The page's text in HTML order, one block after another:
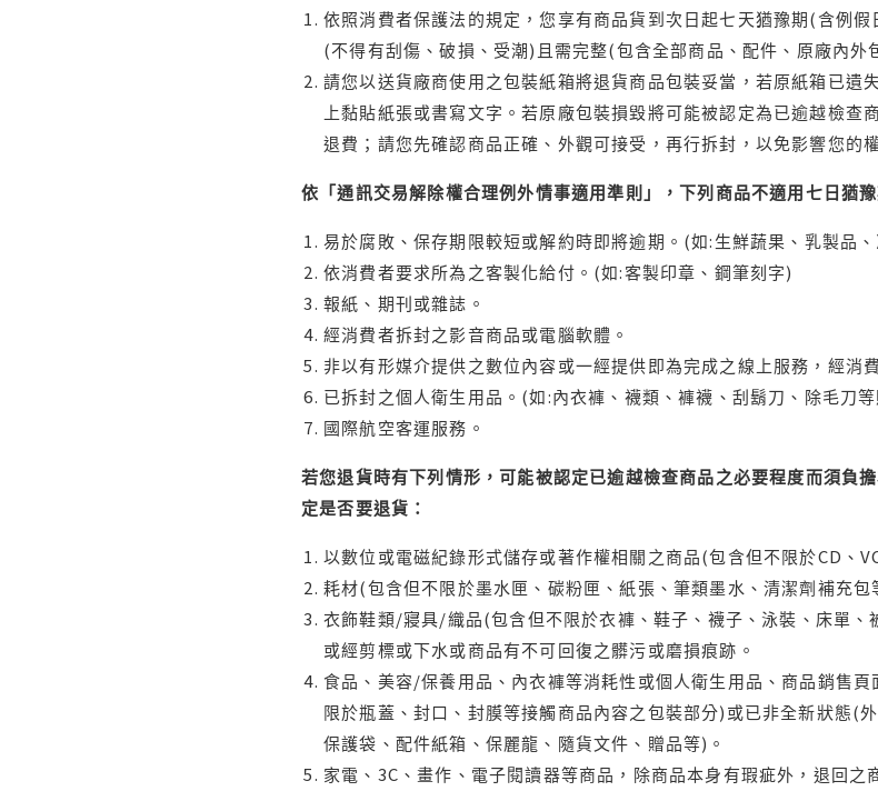
依照消費者保護法的規定，您享有商品貨到次日起七天猶豫期(含例
(不得有刮傷、破損、受潮)且需完整(包含全部商品、配件、原廠內外
請您以送貨廠商使用之包裝紙箱將退貨商品包裝妥當，若原紙箱已
上黏貼紙張或書寫文字。若原廠包裝損毀將可能被認定為已逾越檢
退費；請您先確認商品正確、外觀可接受，再行拆封，以免影響您的
依「通訊交易解除權合理例外情事適用準則」，下列商品不適用七日猶
易於腐敗、保存期限較短或解約時即將逾期。(如:生鮮蔬果、乳製品
依消費者要求所為之客製化給付。(如:客製印章、鋼筆刻字)
報紙、期刊或雜誌。
經消費者拆封之影音商品或電腦軟體。
非以有形媒介提供之數位內容或一經提供即為完成之線上服務，經消
已拆封之個人衛生用品。(如:內衣褲、襪類、褲襪、刮鬍刀、除毛刀
國際航空客運服務。
若您退貨時有下列情形，可能被認定已逾越檢查商品之必要程度而須負
定是否要退貨：
以數位或電磁紀錄形式儲存或著作權相關之商品(包含但不限於CD、
耗材(包含但不限於墨水匣、碳粉匣、紙張、筆類墨水、清潔劑補充
衣飾鞋類/寢具/織品(包含但不限於衣褲、鞋子、襪子、泳裝、床單
或經剪標或下水或商品有不可回復之髒污或磨損痕跡。
食品、美容/保養用品、內衣褲等消耗性或個人衛生用品、商品銷售
限於瓶蓋、封口、封膜等接觸商品內容之包裝部分)或已非全新狀態(
保護袋、配件紙箱、保麗龍、隨貨文件、贈品等)。
家電、3C、畫作、電子閱讀器等商品，除商品本身有瑕疵外，退回